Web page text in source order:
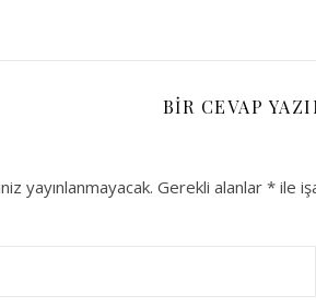
BIR CEVAP
yayınlanmayacak. Gerekli alanlar * ile